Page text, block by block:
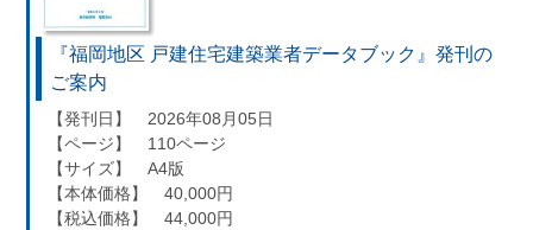
す）を当社宛にお送り下さい。
＜個人情報保護に関するお問合せ・相談窓口＞
東京経済株式会社
〒802-0004 北九州市小倉北区鍛冶町2丁目5-11（第一東経ビル）
フリーダイヤル 0120-55-9986
受付時間 平日9：00～17：00
『福岡地区 戸建住宅建築業者データブック』発刊の
ご案内
【発刊日】 2026年08月05日
【ページ】 110ページ
【サイズ】 A4版
【本体価格】 40,000円
【税込価格】 44,000円